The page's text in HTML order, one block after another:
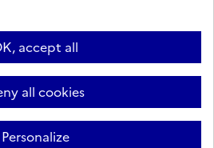
Informations publiques
English contents
Cookies
textes de ce site sont sous licence
accept all
all cookies
Personalize